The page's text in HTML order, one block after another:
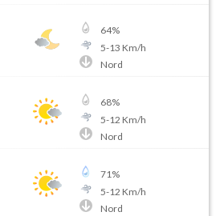
64%
5-13 Km/h
Nord
68%
5-12 Km/h
Nord
71%
5-12 Km/h
Nord